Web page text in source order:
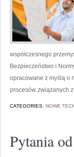
współczesnego
Bezpieczeństwo i
opracowane z myślą o
procesów związanych
CATEGORIES: NOWE
Pytania